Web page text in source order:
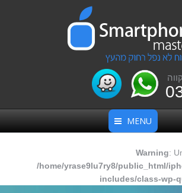
MENU
Warning:
/home/yrase9lu7ry8/public_html/
includes/class-wp-